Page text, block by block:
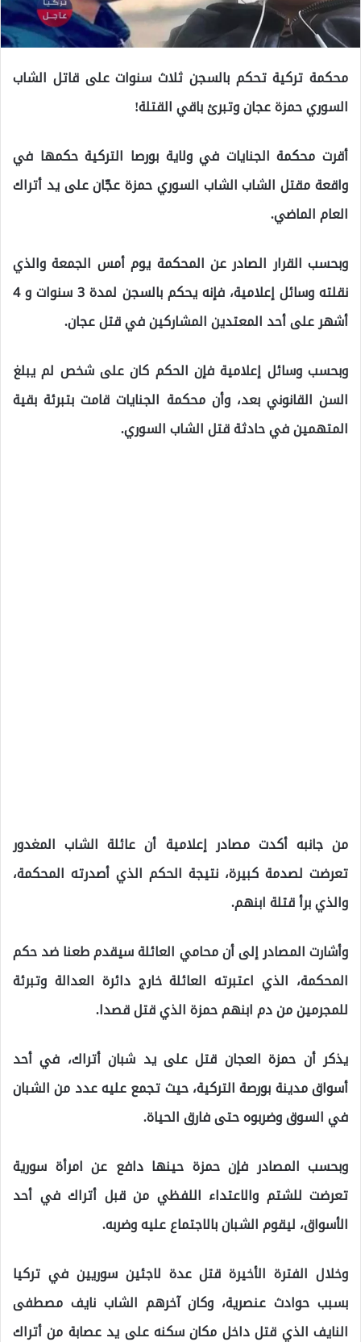
محكمة تركية تحكم بالسجن ثلاث سنوات على قاتل الشاب
السوري حمزة عجان وتبرئ باقي القتلة!
أقرت محكمة الجنايات في ولاية بورصا التركية حكمها في
واقعة مقتل الشاب الشاب السوري حمزة عجّان على يد أتراك
العام الماضي.
وبحسب القرار الصادر عن المحكمة يوم أمس الجمعة والذي
نقلته وسائل إعلامية، فإنه يحكم بالسجن لمدة 3 سنوات و 4
أشهر على أحد المعتدين المشاركين في قتل عجان.
وبحسب وسائل إعلامية فإن الحكم كان على شخص لم يبلغ
السن القانوني بعد، وأن محكمة الجنايات قامت بتبرئة بقية
المتهمين في حادثة قتل الشاب السوري.
من جانبه أكدت مصادر إعلامية أن عائلة الشاب المغدور
تعرضت لصدمة كبيرة، نتيجة الحكم الذي أصدرته المحكمة،
والذي برأ قتلة ابنهم.
وأشارت المصادر إلى أن محامي العائلة سيقدم طعنا ضد حكم
المحكمة، الذي اعتبرته العائلة خارج دائرة العدالة وتبرئة
للمجرمين من دم ابنهم حمزة الذي قتل قصدا.
يذكر أن حمزة العجان قتل على يد شبان أتراك، في أحد
أسواق مدينة بورصة التركية، حيث تجمع عليه عدد من الشبان
في السوق وضربوه حتى فارق الحياة.
وبحسب المصادر فإن حمزة حينها دافع عن امرأة سورية
تعرضت للشتم والاعتداء اللفظي من قبل أتراك في أحد
الأسواق، ليقوم الشبان بالاجتماع عليه وضربه.
وخلال الفترة الأخيرة قتل عدة لاجئين سوريين في تركيا
بسبب حوادث عنصرية، وكان آخرهم الشاب نايف مصطفى
النايف الذي قتل داخل مكان سكنه على يد عصابة من أتراك